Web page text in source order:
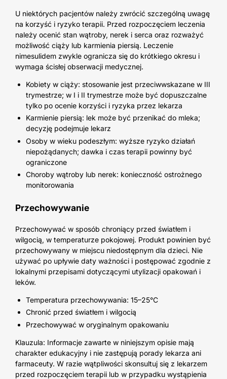
U niektórych pacjentów należy zwrócić szczególną uwagę
na korzyść i ryzyko terapii. Przed rozpoczęciem leczenia
należy ocenić stan wątroby, nerek i serca oraz rozważyć
możliwość ciąży lub karmienia piersią. Leczenie
nimesulidem zwykle ogranicza się do krótkiego okresu i
wymaga ścisłej obserwacji medycznej.
Kobiety w ciąży: stosowanie jest przeciwwskazane w III
trymestrze; w I i II trymestrze może być dopuszczalne
tylko po ocenie korzyści i ryzyka przez lekarza
Karmienie piersią: lek może być przenikać do mleka;
decyzję podejmuje lekarz
Osoby w wieku podeszłym: wyższe ryzyko działań
niepożądanych; dawka i czas terapii powinny być
ograniczone
Choroby wątroby lub nerek: konieczność ostrożnego
monitorowania
Przechowywanie
Przechowywać w sposób chroniący przed światłem i
wilgocią, w temperaturze pokojowej. Produkt powinien być
przechowywany w miejscu niedostępnym dla dzieci. Nie
używać po upływie daty ważności i postępować zgodnie z
lokalnymi przepisami dotyczącymi utylizacji opakowań i
leków.
Temperatura przechowywania: 15–25°C
Chronić przed światłem i wilgocią
Przechowywać w oryginalnym opakowaniu
Klauzula: Informacje zawarte w niniejszym opisie mają
charakter edukacyjny i nie zastępują porady lekarza ani
farmaceuty. W razie wątpliwości skonsultuj się z lekarzem
przed rozpoczęciem terapii lub w przypadku wystąpienia